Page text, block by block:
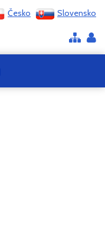
Česko Slovensko